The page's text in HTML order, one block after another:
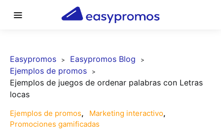
Easypromos
Easypromos Blog
Ejemplos de promos
Ejemplos de juegos de ordenar palabras con Letras
locas
Ejemplos de promos
Marketing interactivo
Promociones gamificadas